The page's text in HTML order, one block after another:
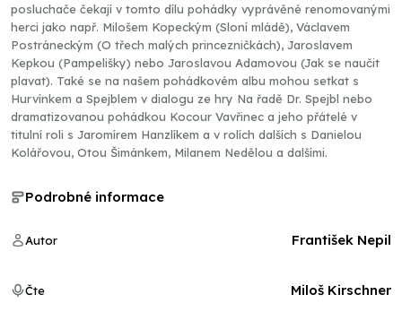
posluchače čekají v tomto dílu pohádky vyprávěné renomovanými
herci jako např. Milošem Kopeckým (Sloní mládě), Václavem
Postráneckým (O třech malých princezničkách), Jaroslavem
Kepkou (Pampelišky) nebo Jaroslavou Adamovou (Jak se naučit
plavat). Také se na našem pohádkovém albu mohou setkat s
Hurvínkem a Spejblem v dialogu ze hry Na řadě Dr. Spejbl nebo
dramatizovanou pohádkou Kocour Vavřinec a jeho přátelé v
titulní roli s Jaromírem Hanzlíkem a v rolích dalších s Danielou
Kolářovou, Otou Šimánkem, Milanem Nedělou a dalšími.
Podrobné informace
Autor František Nepil
Čte Miloš Kirschner